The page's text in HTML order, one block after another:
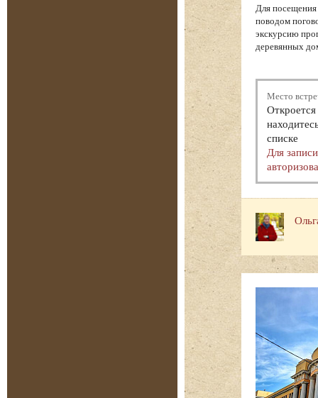
Для посещения
поводом
экскурсию
деревянных
Место
списке
Для